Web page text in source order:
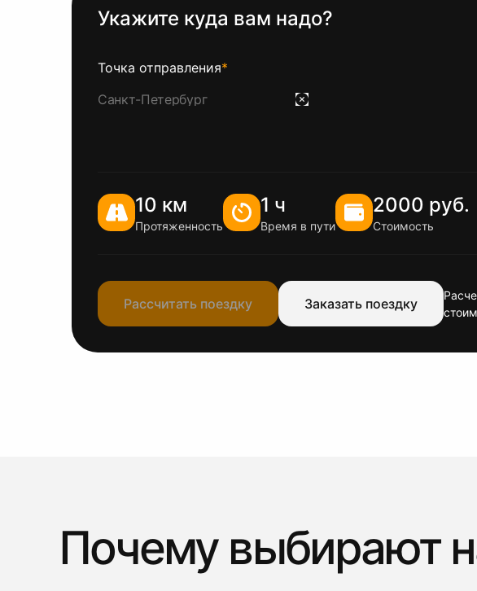
Укажите куда вам надо?
Точка отправления*
10 км
Протяженность
1 ч
Время в пути
2000 руб.
Стоимость
Рассчитать поездку Заказать поездку
Почему выбирают